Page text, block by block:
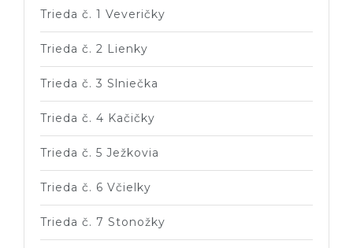
Trieda č. 1 Veveričky
Trieda č. 2 Lienky
Trieda č. 3 Slniečka
Trieda č. 4 Kačičky
Trieda č. 5 Ježkovia
Trieda č. 6 Včielky
Trieda č. 7 Stonožky